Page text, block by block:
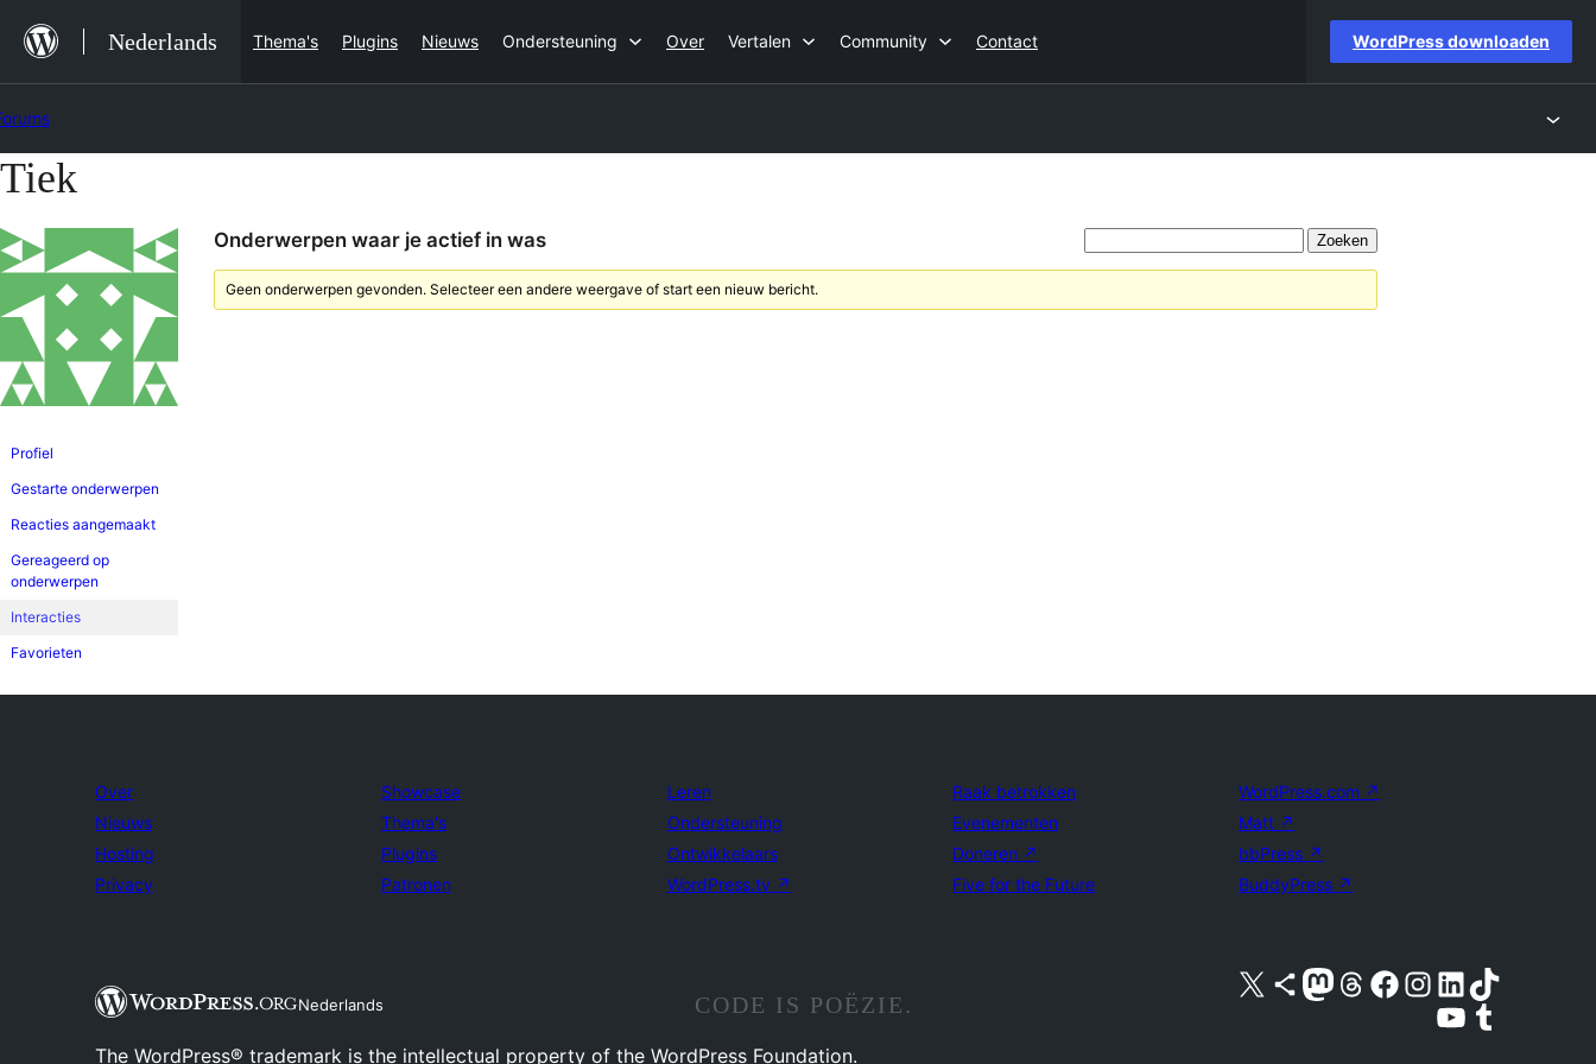
naar
de
inhoud
Nederlands Thema's Plugins Nieuws Ondersteuning Over Vertalen Community Contact WordPress downloaden
Ga
de
inhoud
Tiek
Profiel
Gestarte onderwerpen
Reacties aangemaakt
Gereageerd op
onderwerpen
Interacties
Favorieten
Onderwerpen waar je actief in was
Geen onderwerpen gevonden. Selecteer een andere weergave of start een nieuw bericht.
Over
Nieuws
Hosting
Privacy
Showcase
Thema's
Plugins
Patronen
Leren
Ondersteuning
Ontwikkelaars
WordPress.tv ↗
Raak betrokken
Evenementen
Doneren ↗
Five for the Future
WordPress.com ↗
Matt ↗
bbPress ↗
BuddyPress ↗
Nederlands
Bezoek ons X (voorheen Twitter) account
Bezoek ons Bluesky account
Bezoek ons Mastodon account
Bezoek ons Threads account
Onze Facebook pagina bezoeken
Bezoek ons Instagram account
Bezoek ons LinkedIn account
Bezoek ons TikTok account
Bezoek ons YouTube kanaalBezoek ons Tumblr account
CODE IS POËZIE.
The WordPress® trademark is the intellectual property of the WordPress Foundation.